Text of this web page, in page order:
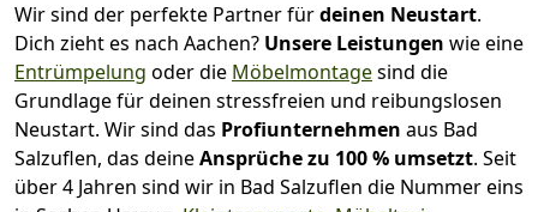
Wir sind der perfekte Partner fürdeinen Neustart.
Dich zieht es nach Aachen? Unsere Leistungen wie eine
Entrümpelung oder die Möbelmontagesind die
Grundlage für deinen stressfreien und reibungslosen
Neustart. Wir sind das Profiunternehmen aus Bad
Salzuflen, das deineAnsprüche zu 100 % umsetzt. Seit
über 4 Jahren sind wir in Bad Salzuflen die Nummer eins